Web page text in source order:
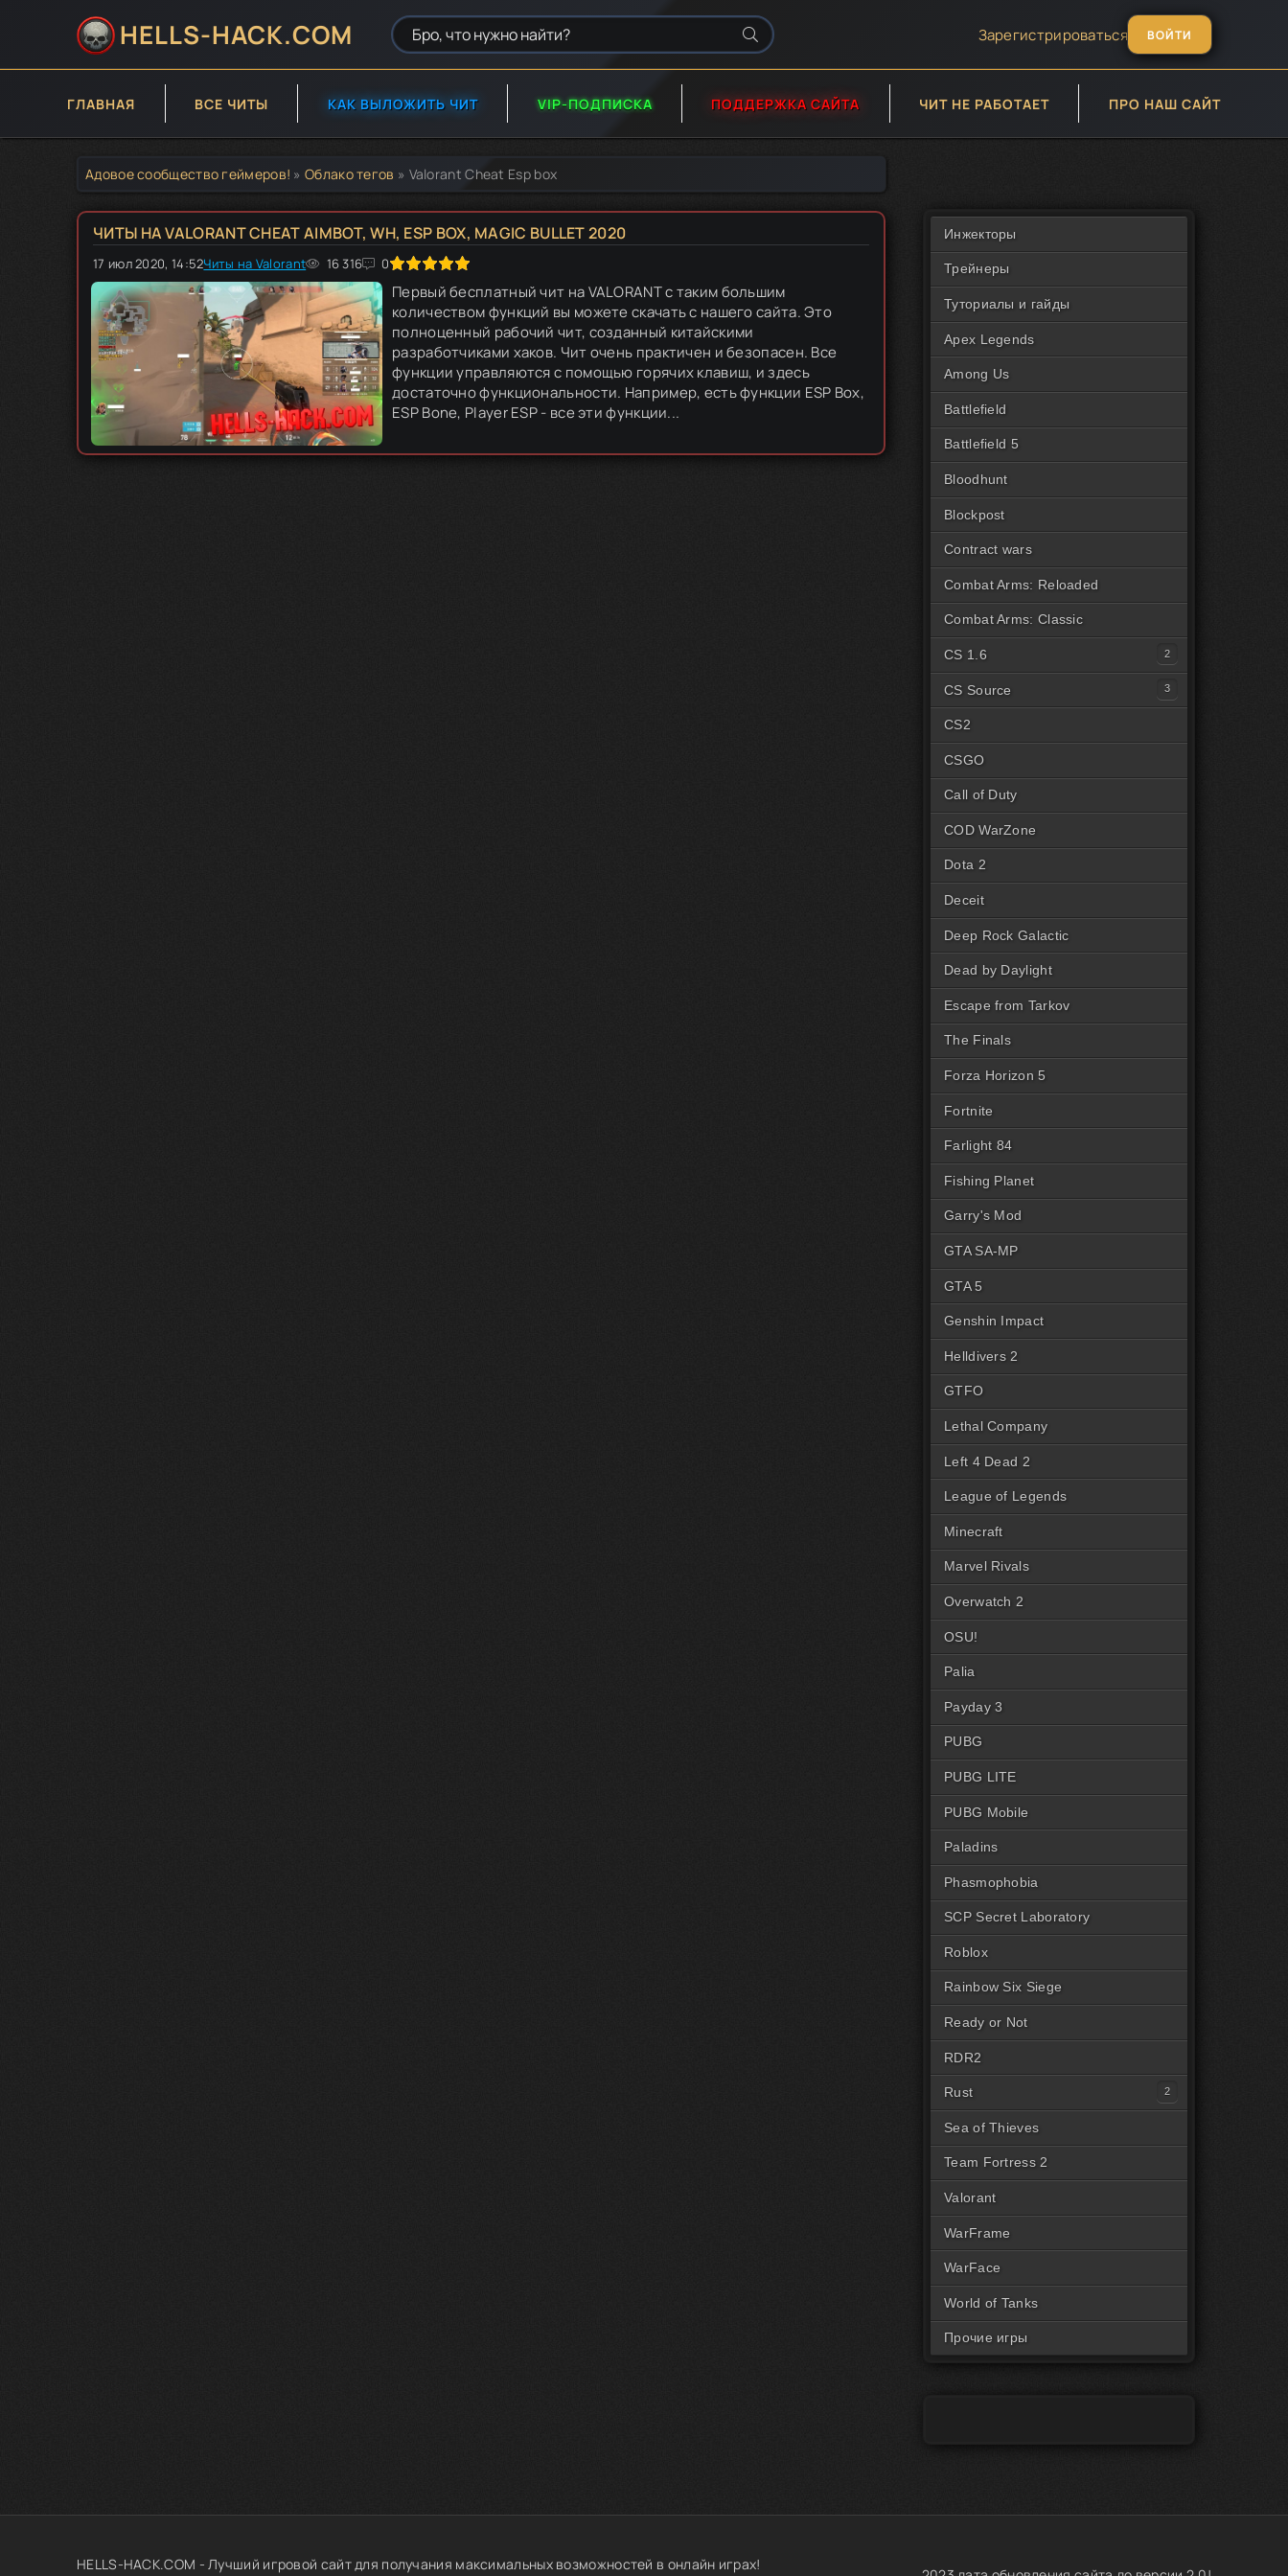
HELLS-HACK.COM Зарегистрироваться ВОЙТИ
ГЛАВНАЯ ВСЕ ЧИТЫ КАК ВЫЛОЖИТЬ ЧИТ VIP-ПОДПИСКА ПОДДЕРЖКА САЙТА ЧИТ НЕ РАБОТАЕТ ПРО НАШ САЙТ
Адовое сообщество геймеров! »Облако тегов » Valorant Cheat Esp box
ЧИТЫ НА VALORANT CHEAT AIMBOT, WH, ESP BOX, MAGIC BULLET 2020
17 июл 2020, 14:52Читы на Valorant 16 316 0
100 1 2 3 4 5
Первый бесплатный чит на VALORANT с таким большим
количеством функций вы можете скачать с нашего сайта. Это
полноценный рабочий чит, созданный китайскими
разработчиками хаков. Чит очень практичен и безопасен. Все
функции управляются с помощью горячих клавиш, и здесь
достаточно функциональности. Например, есть функции ESP Box,
ESP Bone, Player ESP - все эти функции...
Инжекторы
Трейнеры
Туториалы и гайды
Apex Legends
Among Us
Battlefield
Battlefield 5
Bloodhunt
Blockpost
Contract wars
Combat Arms: Reloaded
Combat Arms: Classic
CS 1.6
Читы для CS1.6 [Steam]
Читы для CS1.6 [Пиратка]
CS Source
Читы на CSS Steam
Читы на CSS Пиратка
CS2
CSGO
Call of Duty
COD WarZone
Dota 2
Deceit
Deep Rock Galactic
Dead by Daylight
Escape from Tarkov
The Finals
Forza Horizon 5
Fortnite
Farlight 84
Fishing Planet
Garry's Mod
GTA SA-MP
GTA 5
Genshin Impact
Helldivers 2
GTFO
Lethal Company
Left 4 Dead 2
League of Legends
Minecraft
Marvel Rivals
Overwatch 2
OSU!
Palia
Payday 3
PUBG
PUBG LITE
PUBG Mobile
Paladins
Phasmophobia
SCP Secret Laboratory
Roblox
Rainbow Six Siege
Ready or Not
RDR2
Rust
Читы на Rust Steam
Читы на Rust Пиратка
Sea of Thieves
Team Fortress 2
Valorant
WarFrame
WarFace
World of Tanks
Прочие игры
HELLS-HACK.COM - Лучший игровой сайт для получания максимальных возможностей в онлайн играх!